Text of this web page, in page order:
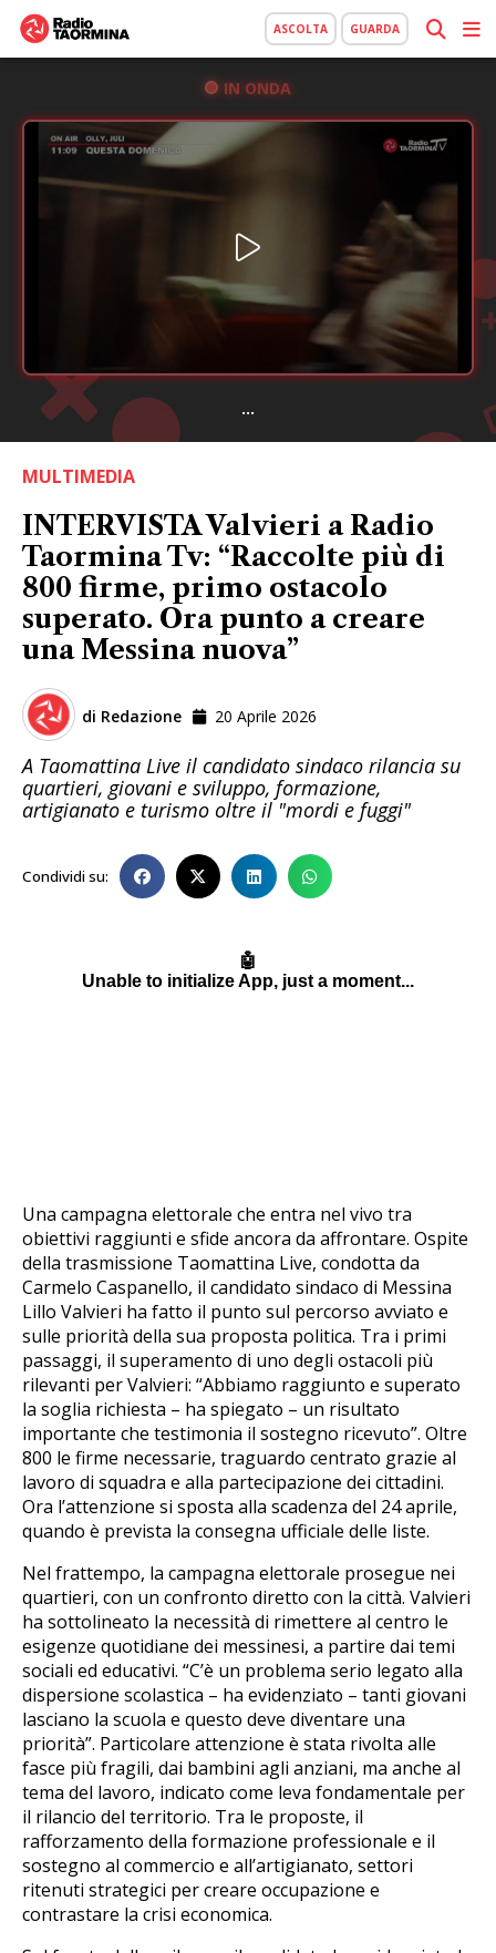
ASCOLTA GUARDA
IN ONDA
...
MULTIMEDIA
INTERVISTA Valvieri a Radio
Taormina Tv: “Raccolte più di
800 firme, primo ostacolo
superato. Ora punto a creare
una Messina nuova”
di Redazione 20 Aprile 2026
A Taomattina Live il candidato sindaco rilancia su
quartieri, giovani e sviluppo, formazione,
artigianato e turismo oltre il "mordi e fuggi"
Condividi su:
Una campagna elettorale che entra nel vivo tra
obiettivi raggiunti e sfide ancora da affrontare. Ospite
della trasmissione Taomattina Live, condotta da
Carmelo Caspanello, il candidato sindaco di Messina
Lillo Valvieri ha fatto il punto sul percorso avviato e
sulle priorità della sua proposta politica. Tra i primi
passaggi, il superamento di uno degli ostacoli più
rilevanti per Valvieri: “Abbiamo raggiunto e superato
la soglia richiesta – ha spiegato – un risultato
importante che testimonia il sostegno ricevuto”. Oltre
800 le firme necessarie, traguardo centrato grazie al
lavoro di squadra e alla partecipazione dei cittadini.
Ora l’attenzione si sposta alla scadenza del 24 aprile,
quando è prevista la consegna ufficiale delle liste.
Nel frattempo, la campagna elettorale prosegue nei
quartieri, con un confronto diretto con la città. Valvieri
ha sottolineato la necessità di rimettere al centro le
esigenze quotidiane dei messinesi, a partire dai temi
sociali ed educativi. “C’è un problema serio legato alla
dispersione scolastica – ha evidenziato – tanti giovani
lasciano la scuola e questo deve diventare una
priorità”. Particolare attenzione è stata rivolta alle
fasce più fragili, dai bambini agli anziani, ma anche al
tema del lavoro, indicato come leva fondamentale per
il rilancio del territorio. Tra le proposte, il
rafforzamento della formazione professionale e il
sostegno al commercio e all’artigianato, settori
ritenuti strategici per creare occupazione e
contrastare la crisi economica.